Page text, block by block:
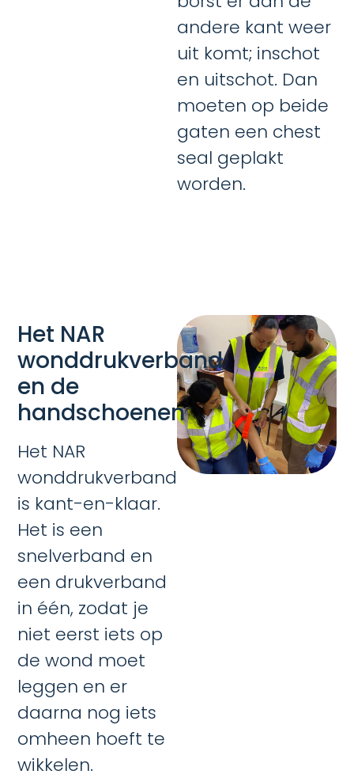
andere kant weer
uit komt; inschot
en uitschot. Dan
moeten op beide
gaten een chest
seal geplakt
worden.
Het NAR
wonddrukverband
en de
handschoenen
Het NAR
wonddrukverband
is kant-en-klaar.
Het is een
snelverband en
een drukverband
in één, zodat je
niet eerst iets op
de wond moet
leggen en er
daarna nog iets
omheen hoeft te
wikkelen.